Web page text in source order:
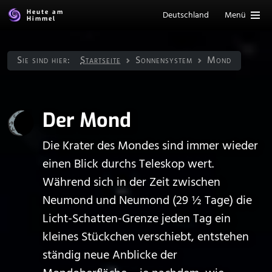
Heute am
Himmel
Deutschland Menü
Sie sind hier: Startseite Sonnen­system Mond
Der Mond
Die Krater des Mondes sind immer wieder
einen Blick durchs Teleskop wert.
Während sich in der Zeit zwischen
Neumond und Neumond (29 ½ Tage) die
Licht-Schatten-Grenze jeden Tag ein
kleines Stückchen verschiebt, entstehen
ständig neue Anblicke der